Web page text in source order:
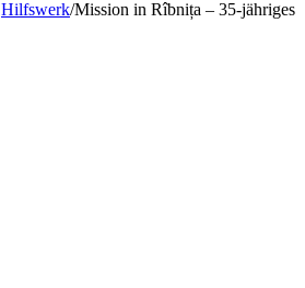
Hilfswerk/Mission in Rîbnița – 35-jähriges